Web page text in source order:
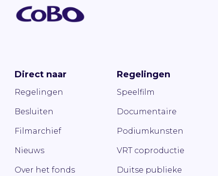
Direct naar
Regelingen
Besluiten
Filmarchief
Nieuws
Over het fonds
Regelingen
Speelfilm
Documentaire
Podiumkunsten
VRT coproductie
Duitse publieke